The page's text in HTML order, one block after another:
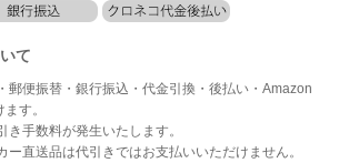
て
郵便振替・銀行振込・代金引換・後払い・Amazon
す。
手数料が発生いたします。
直送品は代引きではお支払いいただけません。